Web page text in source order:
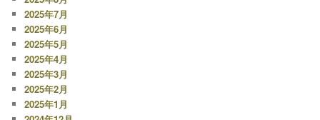
2025年7月
2025年6月
2025年5月
2025年4月
2025年3月
2025年2月
2025年1月